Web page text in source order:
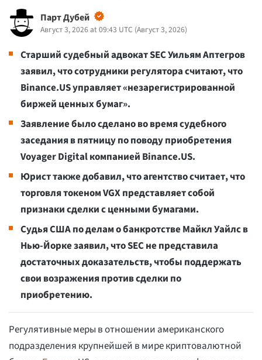
Парт Дубей
Август 3, 2026 at 09:43 UTC (Август 3, 2026)
Старший судебный адвокат SEC Уильям Аптегров
заявил, что сотрудники регулятора считают, что
Binance.US управляет «незарегистрированной
биржей ценных бумаг».
Заявление было сделано во время судебного
заседания в пятницу по поводу приобретения
Voyager Digital компанией Binance.US.
Юрист также добавил, что агентство считает, что
торговля токеном VGX представляет собой
признаки сделки с ценными бумагами.
Судья США по делам о банкротстве Майкл Уайлс в
Нью-Йорке заявил, что SEC не представила
достаточных доказательств, чтобы поддержать
свои возражения против сделки по
приобретению.
Регулятивные меры в отношении американского
подразделения крупнейшей в мире криптовалютной